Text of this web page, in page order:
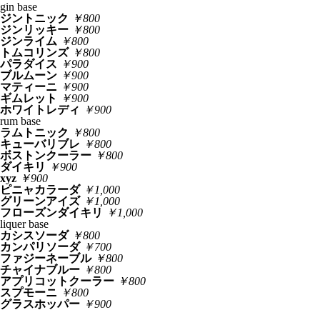
gin base
ジントニック
￥800
ジンリッキー ￥800
ジンライム ￥800
トムコリンズ ￥800
パラダイス ￥900
ブルムーン ￥900
マティーニ ￥900
ギムレット
￥900
ホワイトレディ
￥900
rum base
ラムトニック
￥800
キューバリブレ ￥800
ボストンクーラー ￥800
ダイキリ
￥900
xyz ￥900
ピニャカラーダ ￥1,000
グリーンアイズ ￥1,000
フローズンダイキリ
￥1,000
liquer base
カシスソーダ ￥800
カンパリソーダ ￥700
ファジーネーブル ￥800
チャイナブルー ￥800
アプリコットクーラー ￥800
スプモーニ ￥800
グラスホッパー ￥900